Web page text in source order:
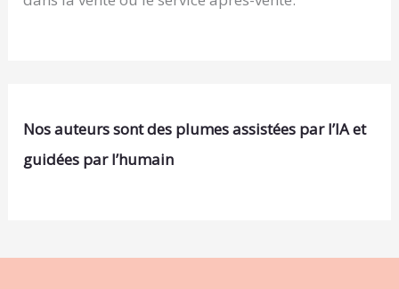
Nos auteurs sont des plumes assistées par l’IA et
guidées par l’humain